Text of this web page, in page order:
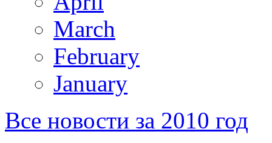
March
February
January
Все новости за 2010 год